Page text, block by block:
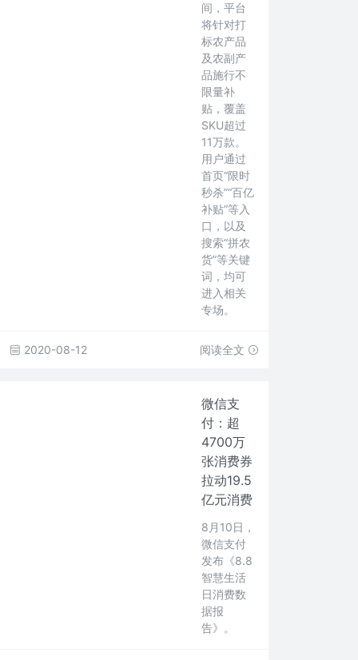
间，平台
将针对打
标农产品
及农副产
品施行不
限量补
贴，覆盖
SKU超过
11万款。
用户通过
首页“限时
秒杀”“百亿
补贴”等入
口，以及
搜索“拼农
货”等关键
词，均可
进入相关
专场。
2020-08-12 阅读全文
微信支
付：超
4700万
张消费券
拉动19.5
亿元消费
8月10日，
微信支付
发布《8.8
智慧生活
日消费数
据报
告》。